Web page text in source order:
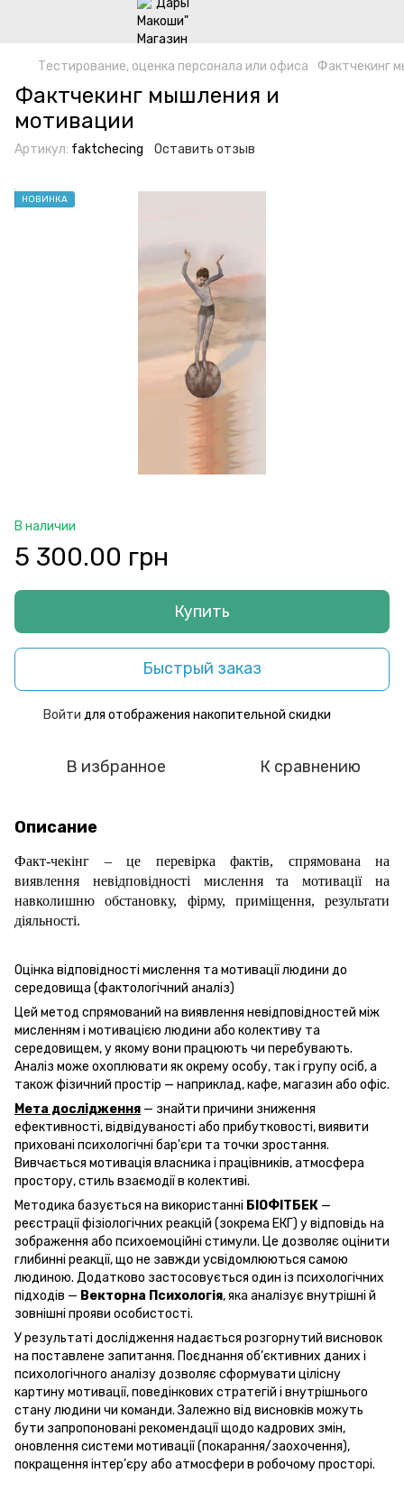
Тестирование, оценка персонала или офиса Фактчекинг
Фактчекинг мышления и
мотивации
Артикул: faktchecing Оставить отзыв
НОВИНКА
В наличии
5 300.00 грн
Купить
Быстрый заказ
Войти для отображения накопительной скидки
В избранное К сравнению
Описание
Факт-чекінг – це перевірка фактів, спрямована на
виявлення невідповідності мислення та мотивації на
навколишню обстановку, фірму, приміщення, результати
діяльності.
Оцінка відповідності мислення та мотивації людини до
середовища (фактологічний аналіз)
Цей метод спрямований на виявлення невідповідностей між
мисленням і мотивацією людини або колективу та
середовищем, у якому вони працюють чи перебувають.
Аналіз може охоплювати як окрему особу, так і групу осіб, а
також фізичний простір — наприклад, кафе, магазин або офіс.
Мета дослідження — знайти причини зниження
ефективності, відвідуваності або прибутковості, виявити
приховані психологічні бар'єри та точки зростання.
Вивчається мотивація власника і працівників, атмосфера
простору, стиль взаємодії в колективі.
Методика базується на використанні БІОФІТБЕК —
реєстрації фізіологічних реакцій (зокрема ЕКГ) у відповідь на
зображення або психоемоційні стимули. Це дозволяє оцінити
глибинні реакції, що не завжди усвідомлюються самою
людиною. Додатково застосовується один із психологічних
підходів — Векторна Психологія, яка аналізує внутрішні й
зовнішні прояви особистості.
У результаті дослідження надається розгорнутий висновок
на поставлене запитання. Поєднання об’єктивних даних і
психологічного аналізу дозволяє сформувати цілісну
картину мотивації, поведінкових стратегій і внутрішнього
стану людини чи команди. Залежно від висновків можуть
бути запропоновані рекомендації щодо кадрових змін,
оновлення системи мотивації (покарання/заохочення),
покращення інтер’єру або атмосфери в робочому просторі.